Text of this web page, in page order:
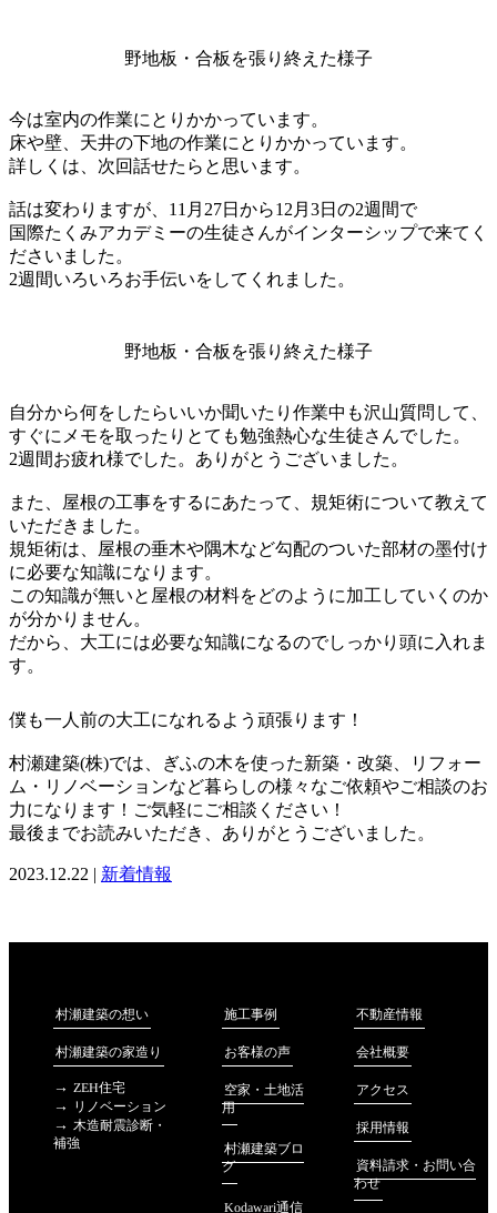
野地板・合板を張り終えた様子
今は室内の作業にとりかかっています。
床や壁、天井の下地の作業にとりかかっています。
詳しくは、次回話せたらと思います。
話は変わりますが、11月27日から12月3日の2週間で
国際たくみアカデミーの生徒さんがインターシップで来てく
ださいました。
2週間いろいろお手伝いをしてくれました。
野地板・合板を張り終えた様子
自分から何をしたらいいか聞いたり作業中も沢山質問して、
すぐにメモを取ったりとても勉強熱心な生徒さんでした。
2週間お疲れ様でした。ありがとうございました。
また、屋根の工事をするにあたって、規矩術について教えて
いただきました。
規矩術は、屋根の垂木や隅木など勾配のついた部材の墨付け
に必要な知識になります。
この知識が無いと屋根の材料をどのように加工していくのか
が分かりません。
だから、大工には必要な知識になるのでしっかり頭に入れま
す。
僕も一人前の大工になれるよう頑張ります！
村瀬建築(株)では、ぎふの木を使った新築・改築、リフォー
ム・リノベーションなど暮らしの様々なご依頼やご相談のお
力になります！ご気軽にご相談ください！
最後までお読みいただき、ありがとうございました。
2023.12.22 | 新着情報
村瀬建築の想い
村瀬建築の家造り
ZEH住宅
リノベーション
木造耐震診断・
補強
施工事例
お客様の声
空家・土地活
用
村瀬建築ブロ
グ
Kodawari通信
不動産情報
会社概要
アクセス
採用情報
資料請求・お問い合
わせ